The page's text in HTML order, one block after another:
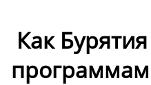
Как
программам